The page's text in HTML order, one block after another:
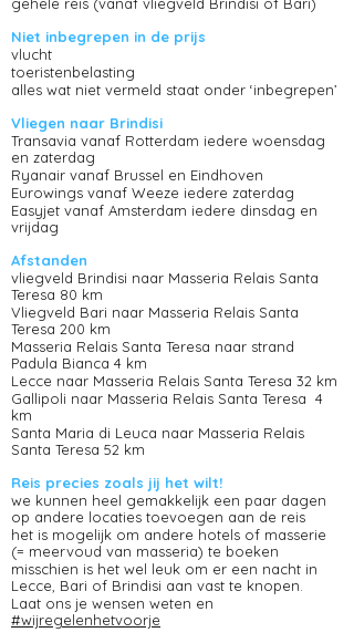
Niet inbegrepen in de prijs
vlucht
toeristenbelasting
alles wat niet vermeld staat onder ‘inbegrepen’
Vliegen naar Brindisi
Transavia vanaf Rotterdam iedere woensdag
en zaterdag
Ryanair vanaf Brussel en Eindhoven
Eurowings vanaf Weeze iedere zaterdag
Easyjet vanaf Amsterdam iedere dinsdag en
vrijdag
Afstanden
vliegveld Brindisi naar Masseria Relais Santa
Teresa 80 km
Vliegveld Bari naar Masseria Relais Santa
Teresa 200 km
Masseria Relais Santa Teresa naar strand
Padula Bianca 4 km
Lecce naar Masseria Relais Santa Teresa 32 km
Gallipoli naar Masseria Relais Santa Teresa 4
km
Santa Maria di Leuca naar Masseria Relais
Santa Teresa 52 km
Reis precies zoals jij het wilt!
we kunnen heel gemakkelijk een paar dagen
op andere locaties toevoegen aan de reis
het is mogelijk om andere hotels of masserie
(= meervoud van masseria) te boeken
misschien is het wel leuk om er een nacht in
Lecce, Bari of Brindisi aan vast te knopen.​
Laat ons je wensen weten en
#wijregelenhetvoorje